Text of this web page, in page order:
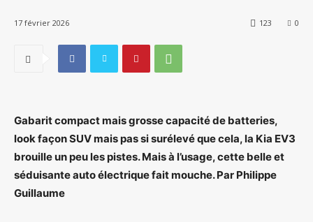
17 février 2026 0
123
Gabarit compact mais grosse capacité de batteries,
look façon SUV mais pas si surélevé que cela, la Kia EV3
brouille un peu les pistes. Mais à l’usage, cette belle et
séduisante auto électrique fait mouche. Par Philippe
Guillaume